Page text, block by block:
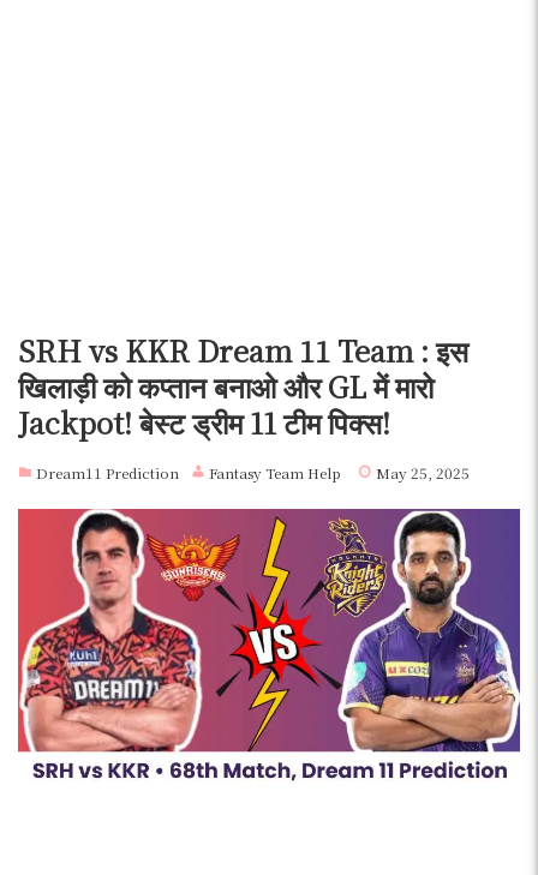
SRH vs KKR Dream 11 Team : इस
खिलाड़ी को कप्तान बनाओ और GL में मारो
Jackpot! बेस्ट ड्रीम 11 टीम पिक्स!
Dream11 Prediction Fantasy Team Help May 25, 2025